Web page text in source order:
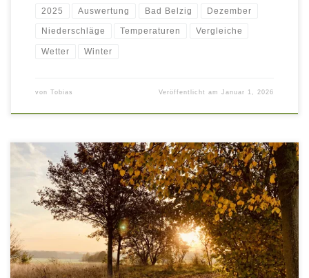
2025 Auswertung Bad Belzig Dezember
Niederschläge Temperaturen Vergleiche
Wetter Winter
von Tobias Veröffentlicht amJanuar 1, 2026
Auswertung aller Stations-Messwerte im November 2025 mit
Vergleichsdaten aus den November-Monaten der letzten
Jahre ab 2016 in tabellarischer und graphischer Form.